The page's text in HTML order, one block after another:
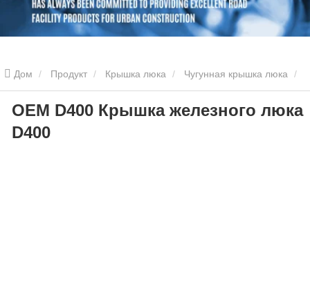
Дом Продукт Крышка люка Чугунная крышка люка
OEM D400 Крышка железного люка D400
OEM D400 Крышка железного люка
D400